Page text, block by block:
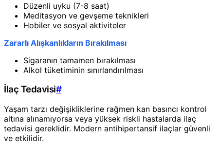
Düzenli uyku (7-8 saat)
Meditasyon ve gevşeme teknikleri
Hobiler ve sosyal aktiviteler
Zararlı Alışkanlıkların Bırakılması
Sigaranın tamamen bırakılması
Alkol tüketiminin sınırlandırılması
İlaç Tedavisi#
Yaşam tarzı değişikliklerine rağmen kan basıncı kontrol
altına alınamıyorsa veya yüksek riskli hastalarda ilaç
tedavisi gereklidir. Modern antihipertansif ilaçlar güvenli
ve etkilidir.